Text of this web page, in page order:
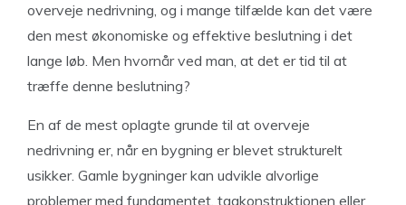
overveje nedrivning, og i mange tilfælde kan det være
den mest økonomiske og effektive beslutning i det
lange løb. Men hvornår ved man, at det er tid til at
træffe denne beslutning?
En af de mest oplagte grunde til at overveje
nedrivning er, når en bygning er blevet strukturelt
usikker. Gamle bygninger kan udvikle alvorlige
problemer med fundamentet, tagkonstruktionen eller